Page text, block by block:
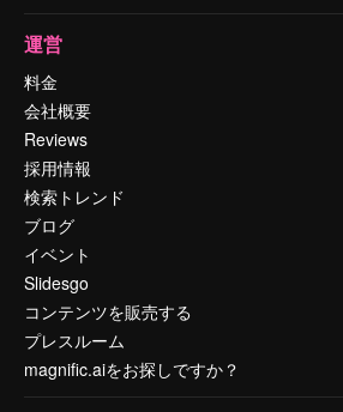
運営
料金
会社概要
Reviews
採用情報
検索トレンド
ブログ
イベント
Slidesgo
コンテンツを販売する
プレスルーム
magnific.aiをお探しですか？